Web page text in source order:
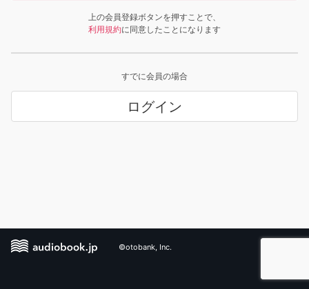
上の会員登録ボタンを押すことで、
利用規約に同意したことになります
すでに会員の場合
ログイン
©otobank, Inc.